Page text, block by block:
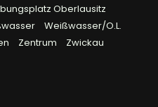
Oberlausitz
Weißwasser/O.L.
Zentrum Zwickau